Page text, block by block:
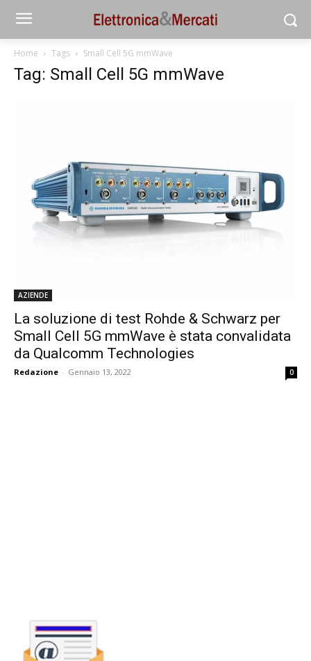
Home Tags Small Cell 5G mmWave
Tag: Small Cell 5G mmWave
AZIENDE
La soluzione di test Rohde & Schwarz per
Small Cell 5G mmWave è stata convalidata
da Qualcomm Technologies
Redazione - Gennaio 13, 2022 0